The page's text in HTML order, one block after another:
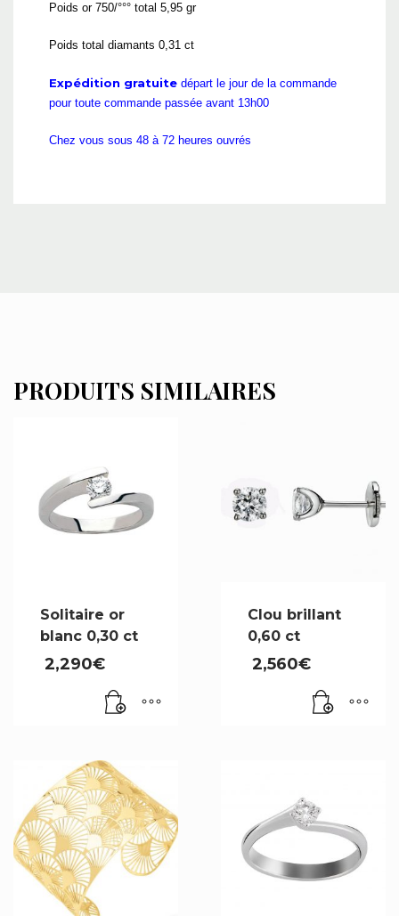
Poids or 750/°°° total 5,95 gr
Poids total diamants 0,31 ct
Expédition gratuite départ le jour de la commande
pour toute commande passée avant 13h00
Chez vous sous 48 à 72 heures ouvrés
PRODUITS SIMILAIRES
Solitaire or
blanc 0,30 ct
2,290€
Clou brillant
0,60 ct
2,560€